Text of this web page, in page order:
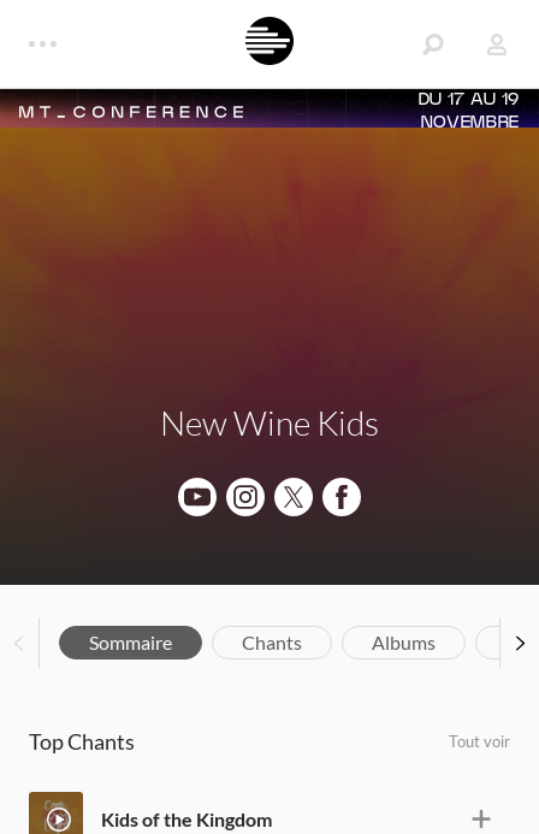
DU 17 AU 19
NOVEMBRE
New Wine Kids
Sommaire Chants Albums
Top Chants Tout voir
Kids of the Kingdom